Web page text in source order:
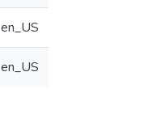
en_US
en_US